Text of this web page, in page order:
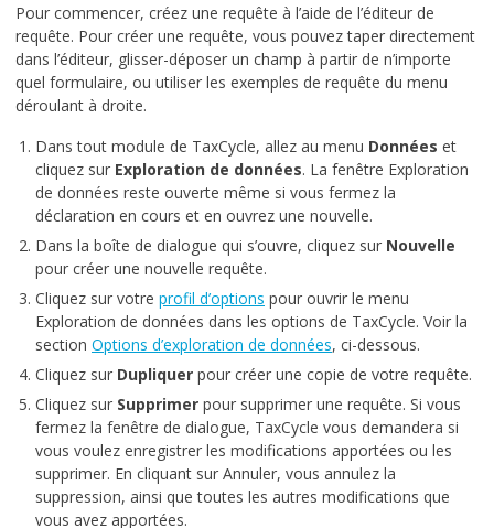
Pour commencer, créez une requête à l’aide de l’éditeur de
requête. Pour créer une requête, vous pouvez taper directement
dans l’éditeur, glisser-déposer un champ à partir de n’importe
quel formulaire, ou utiliser les exemples de requête du menu
déroulant à droite.
Dans tout module de TaxCycle, allez au menu Données et
cliquez sur Exploration de données. La fenêtre Exploration
de données reste ouverte même si vous fermez la
déclaration en cours et en ouvrez une nouvelle.
Dans la boîte de dialogue qui s’ouvre, cliquez sur Nouvelle
pour créer une nouvelle requête.
Cliquez sur votre profil d’options pour ouvrir le menu
Exploration de données dans les options de TaxCycle. Voir la
section Options d’exploration de données, ci-dessous.
Cliquez sur Dupliquer pour créer une copie de votre requête.
Cliquez sur Supprimer pour supprimer une requête. Si vous
fermez la fenêtre de dialogue, TaxCycle vous demandera si
vous voulez enregistrer les modifications apportées ou les
supprimer. En cliquant sur Annuler, vous annulez la
suppression, ainsi que toutes les autres modifications que
vous avez apportées.